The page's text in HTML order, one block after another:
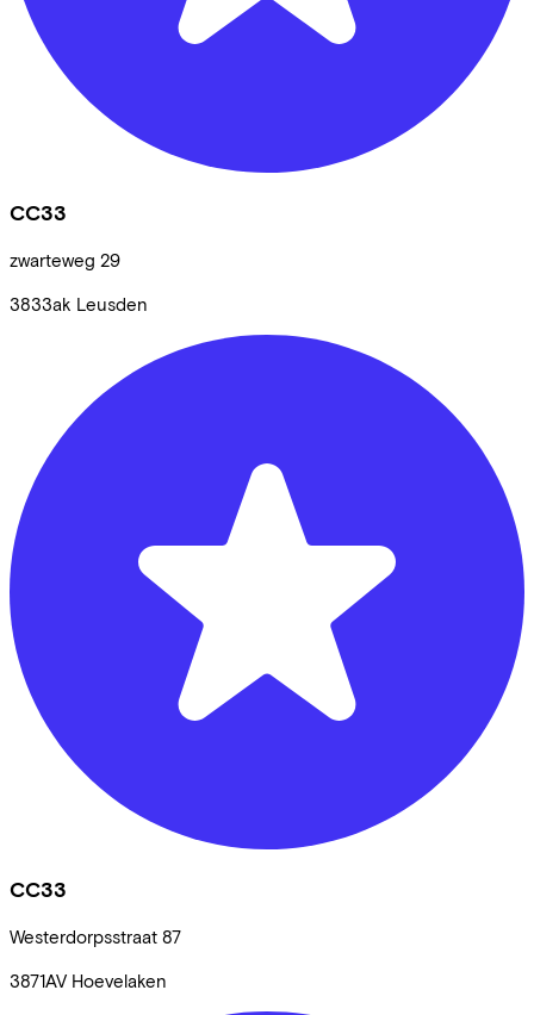
CC33
zwarteweg 29
3833ak Leusden
CC33
Westerdorpsstraat 87
3871AV Hoevelaken